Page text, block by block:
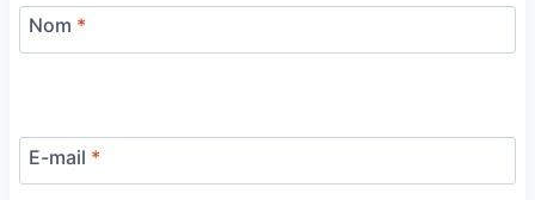
Nom *
E-mail *